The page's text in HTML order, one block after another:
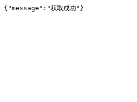
{"message":"获取成功"}